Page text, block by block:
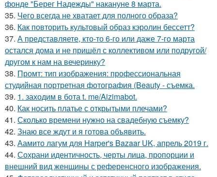
фонде "Берег Надежды" накануне 8 марта.
35. Чего всегда не хватает для полного образа?
36. Как повторить культовый образ кэролин бессетт?
37. А представляете, кто-то 6-го или даже 7-го марта
остался дома и не пришёл с коллективом или подругой/
другом к нам на вечеринку?
38. Промт: тип изображения: профессиональная
студийная портретная фотография (Beauty - съемка.
39. 1. заходим в бота t. me/Aizimabot.
40. Как носить платье с открытыми плечами?
41. Сколько времени нужно на свадебную съемку?
42. Знаю все ждут и я готова объявить.
43. Аамито лагум для Harper's Bazaar UK, апрель 2019 г.
44. Сохрани идентичность, черты лица, пропорции и
внешний вид женщины с референсного изображения.